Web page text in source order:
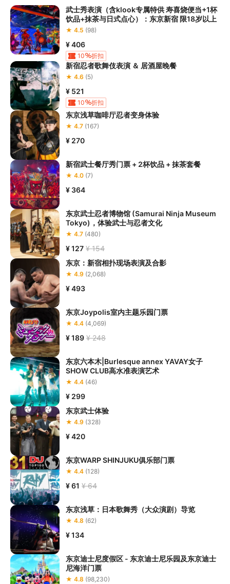
4.禁止孕妇、患有高血压、心脏病等不适合刺激性游玩项目的疾病
患者及严重恐高、体质较弱的游客参加本项目，若您隐瞒前述情况
参加本项目发生意外的，由您本人承担一切责任，因此给旅行社造
5.在项目过程中您需要全程正确穿戴安全护具，戴眼镜的游客应当
做好相应防护，避免发生意外事件
可抗力导致无法成行的，请您听从旅行社工作人员的安排参加活
动；
6.若您在项目过程中感到任何不适，请及时与项目工作人员进行沟
武士秀表演（含klook专属特供 寿喜烧便当+1杯
饮品+抹茶与日式点心）：东京新宿 限18岁以上
★ 4.5 (98)
¥ 406
10 折扣
新宿忍者歌舞伎表演 ＆ 居酒屋晚餐
★ 4.6 (5)
¥ 521
10 折扣
东京浅草咖啡厅忍者变身体验
★ 4.7 (167)
¥ 270
新宿武士餐厅秀门票 + 2杯饮品 + 抹茶套餐
★ 4.0 (7)
¥ 364
东京武士忍者博物馆 (Samurai Ninja Museum
Tokyo)，体验武士与忍者文化
★ 4.7 (480)
¥ 127 ¥ 154
东京：新宿相扑现场表演及合影
★ 4.9 (2,068)
¥ 493
东京Joypolis室内主题乐园门票
★ 4.4 (4,069)
¥ 189 ¥ 248
东京六本木|Burlesque annex YAVAY女子
SHOW CLUB高水准表演艺术
★ 4.4 (46)
¥ 299
东京武士体验
★ 4.9 (328)
¥ 420
东京WARP SHINJUKU俱乐部门票
★ 4.4 (128)
¥ 61 ¥ 64
东京浅草：日本歌舞秀（大众演剧）导览
★ 4.8 (62)
¥ 134
东京迪士尼度假区 - 东京迪士尼乐园及东京迪士
尼海洋门票
★ 4.8 (98,230)